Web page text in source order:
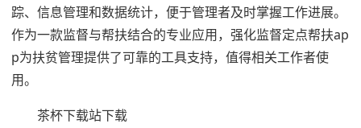
踪、信息管理和数据统计，便于管理者及时掌握工作进展。
作为一款监督与帮扶结合的专业应用，强化监督定点帮扶ap
p为扶贫管理提供了可靠的工具支持，值得相关工作者使
用。
茶杯下载站下载